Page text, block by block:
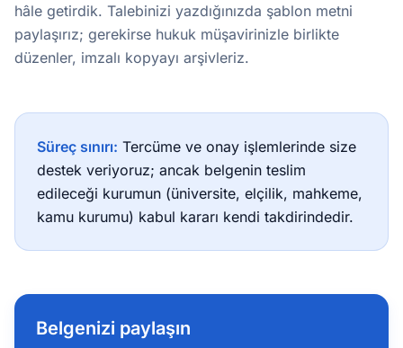
hâle getirdik. Talebinizi yazdığınızda şablon metni
paylaşırız; gerekirse hukuk müşavirinizle birlikte
düzenler, imzalı kopyayı arşivleriz.
Süreç sınırı: Tercüme ve onay işlemlerinde size
destek veriyoruz; ancak belgenin teslim
edileceği kurumun (üniversite, elçilik, mahkeme,
kamu kurumu) kabul kararı kendi takdirindedir.
Belgenizi paylaşın